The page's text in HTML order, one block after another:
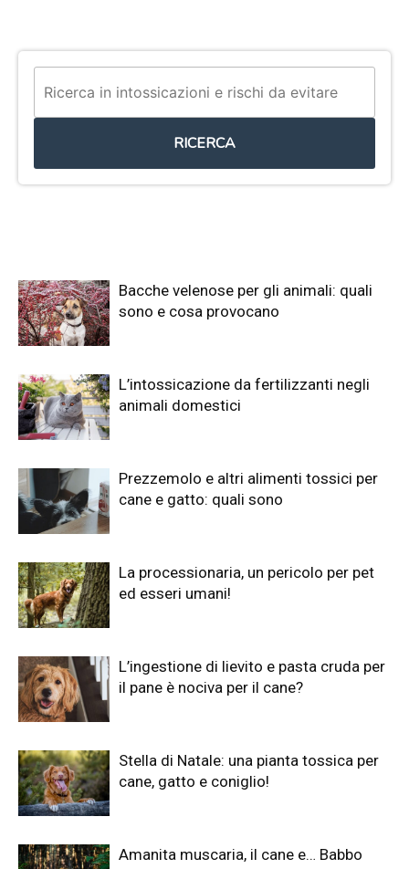
RICERCA
Bacche velenose per gli animali: quali
sono e cosa provocano
L’intossicazione da fertilizzanti negli
animali domestici
Prezzemolo e altri alimenti tossici per
cane e gatto: quali sono
La processionaria, un pericolo per pet
ed esseri umani!
L’ingestione di lievito e pasta cruda per
il pane è nociva per il cane?
Stella di Natale: una pianta tossica per
cane, gatto e coniglio!
Amanita muscaria, il cane e… Babbo